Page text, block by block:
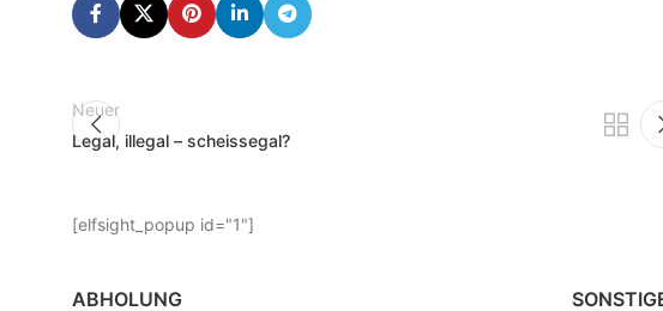
Neuer
Legal, illegal – scheissegal?
[elfsight_popup id="1"]
ABHOLUNG